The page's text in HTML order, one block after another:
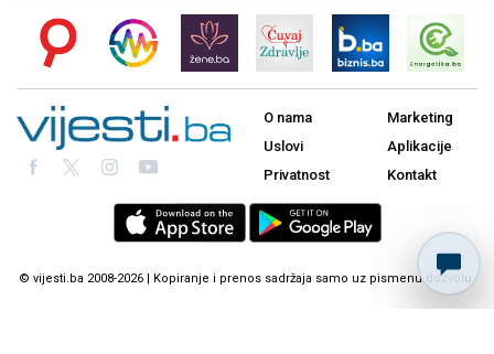
O nama
Uslovi
Privatnost
Marketing
Aplikacije
Kontakt
© vijesti.ba 2008-2026 | Kopiranje i prenos sadržaja samo uz pismenu dozvolu.